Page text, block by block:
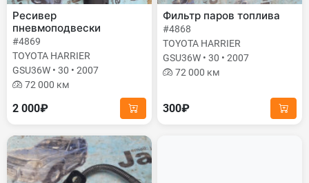
Ресивер
пневмоподвески
#4869
TOYOTA HARRIER
GSU36W • 30 • 2007
72 000 км
2 000₽
Фильтр паров топлива
#4868
TOYOTA HARRIER
GSU36W • 30 • 2007
72 000 км
300₽